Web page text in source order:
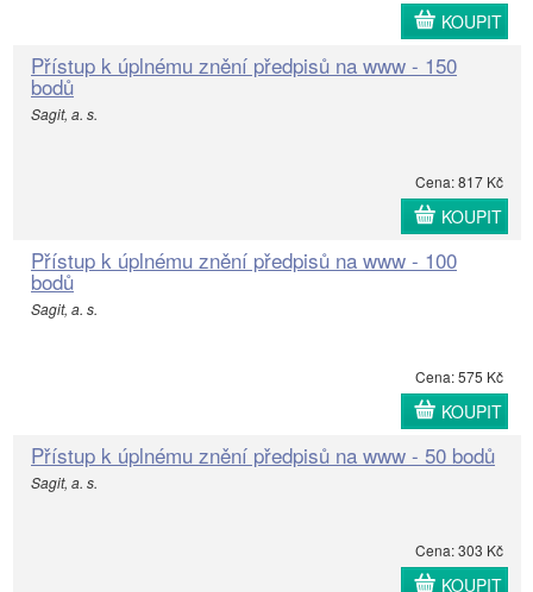
KOUPIT
Přístup k úplnému znění předpisů na www - 150
bodů
Sagit, a. s.
Cena: 817 Kč
KOUPIT
Přístup k úplnému znění předpisů na www - 100
bodů
Sagit, a. s.
Cena: 575 Kč
KOUPIT
Přístup k úplnému znění předpisů na www - 50 bodů
Sagit, a. s.
Cena: 303 Kč
KOUPIT